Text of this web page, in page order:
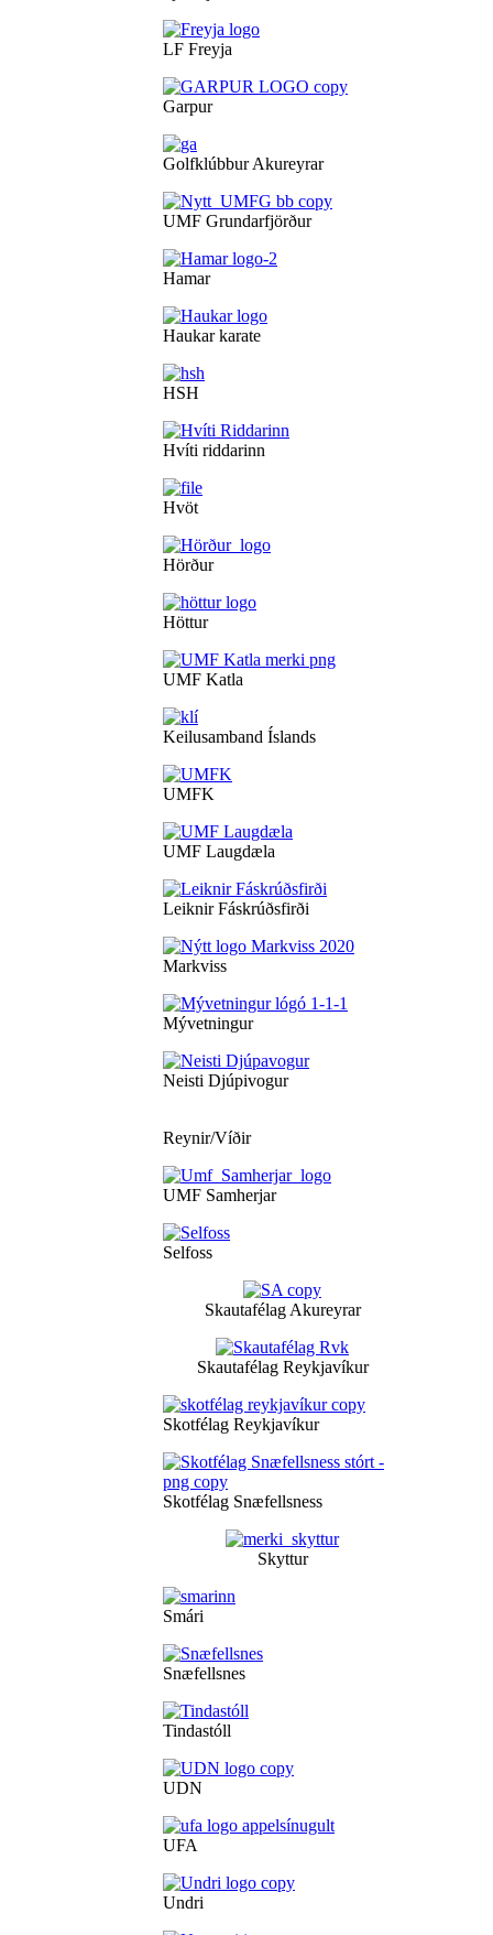
LF Freyja
Garpur
Golfklúbbur Akureyrar
UMF Grundarfjörður
Hamar
Haukar karate
HSH
Hvíti riddarinn
Hvöt
Hörður
Höttur
UMF Katla
Keilusamband Íslands
UMFK
UMF Laugdæla
Leiknir Fáskrúðsfirði
Markviss
Mývetningur
Neisti Djúpivogur
Reynir/Víðir
UMF Samherjar
Selfoss
Skautafélag Akureyrar
Skautafélag Reykjavíkur
Skotfélag Reykjavíkur
Skotfélag Snæfellsness
Skyttur
Smári
Snæfellsnes
Tindastóll
UDN
UFA
Undri